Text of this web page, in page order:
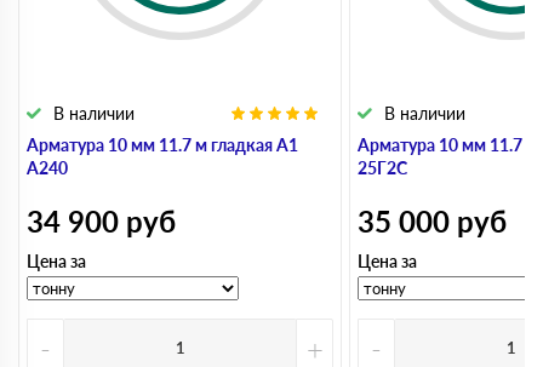
Арматура 10 мм 11.7 м гладкая А1
А240
В наличии
34 900 руб
Цена за
- +
Арматура 10 мм 11.7 м
25Г2С
В наличии
35 000 руб
Цена за
-